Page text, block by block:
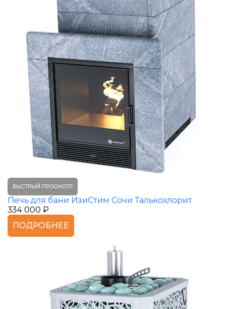
БЫСТРЫЙ ПРОСМОТР
Печь для бани ИзиСтим Сочи Талькохлорит
334 000 ₽
ПОДРОБНЕЕ